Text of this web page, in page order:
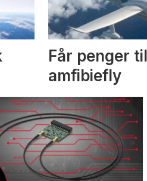
Får penger
amfibiefly